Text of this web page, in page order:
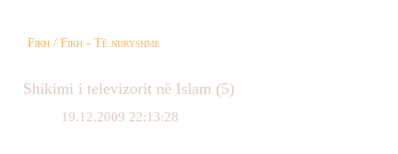
Fikh / Fikh - Të ndryshme
Shikimi i televizorit në Islam (5)
19.12.2009 22:13:28